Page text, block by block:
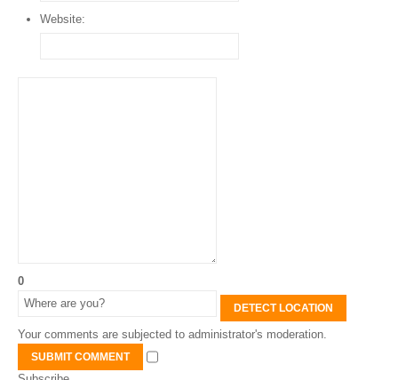
Website:
0
DETECT LOCATION
Your comments are subjected to administrator's moderation.
SUBMIT COMMENT